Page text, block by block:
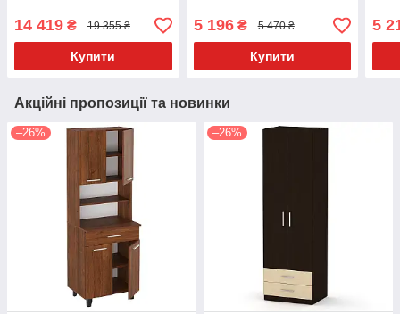
14 419 ₴ 19 355 ₴
Купити
5 196₴ 5 470 ₴
Купити
5
Акційні пропозиції та новинки
–26% –26%